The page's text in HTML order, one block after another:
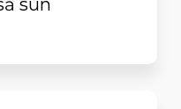
sun